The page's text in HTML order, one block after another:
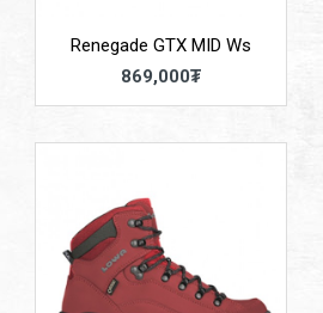
Renegade GTX MID Ws
869,000₮